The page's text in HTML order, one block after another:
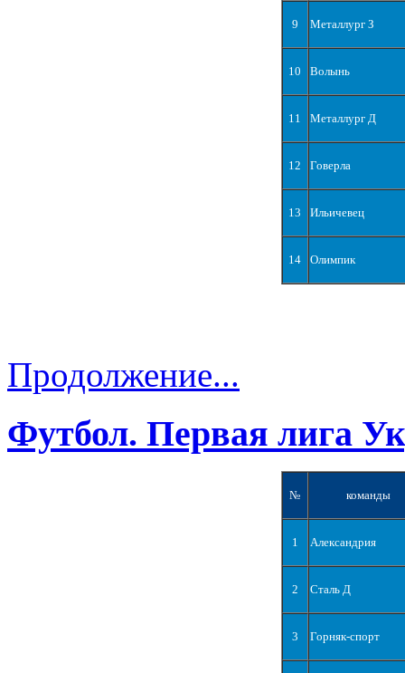
9 Металлург З
10 Волынь
11 Металлург Д
12 Говерла
13 Ильичевец
14 Олимпик
Продолжение...
Футбол. Первая лига
№ команды
1 Александрия
2 Сталь Д
3 Горняк-спорт